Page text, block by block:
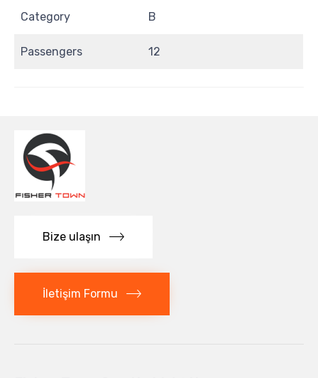
Category B
Passengers 12
Bize ulaşın
İletişim Formu